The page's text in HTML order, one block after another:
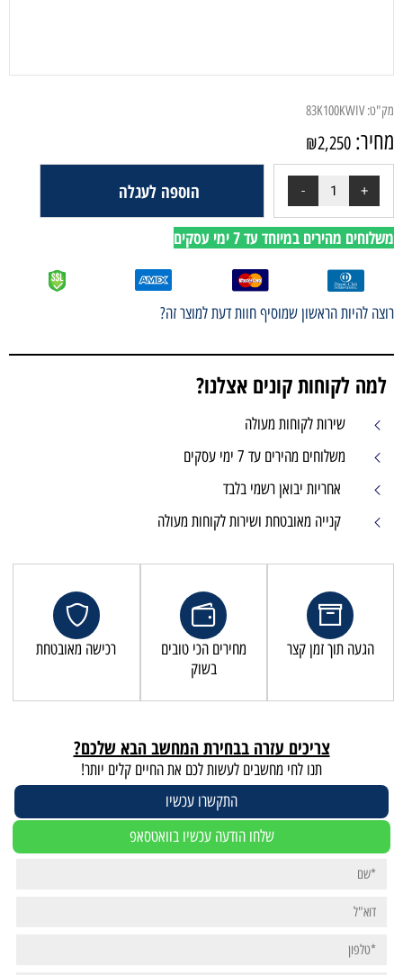
מק"ט: 83K100KWIV
מחיר: ₪2,250
הוספה לעגלה
משלוחים מהירים במיוחד עד 7 ימי עסקים
רוצה להיות הראשון שמוסיף חוות דעת למוצר זה?
למה לקוחות קונים אצלנו?
שירות לקוחות מעולה
משלוחים מהירים עד 7 ימי עסקים
אחריות יבואן רשמי בלבד
קנייה מאובטחת ושירות לקוחות מעולה
הגעה תוך זמן קצר
מחירים הכי טובים
בשוק
רכישה מאובטחת
צריכים עזרה בבחירת המחשב הבא שלכם?
תנו לחי מחשבים לעשות לכם את החיים קלים יותר!
התקשרו עכשיו
שלחו הודעה עכשיו בוואטסאפ